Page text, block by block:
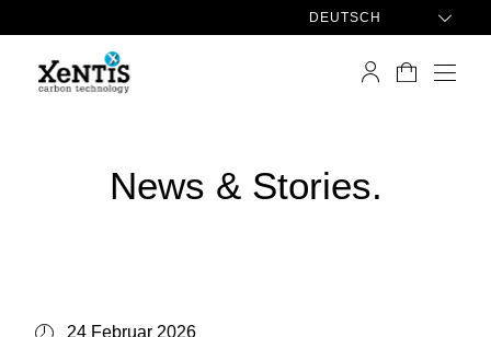
DEUTSCH
News & Stories.
24 Februar 2026